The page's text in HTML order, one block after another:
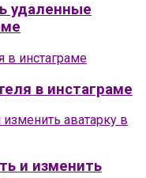
удаленные
в инстаграме
и изменить